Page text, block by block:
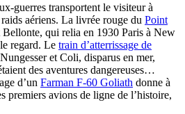
guerres transportent le visiteur à
aériens. La livrée rouge du Point
Bellonte, qui relia en 1930 Paris à New
regard. Le train d’atterrissage de
et Coli, disparus en mer,
des aventures dangereuses…
d’un Farman F-60 Goliath donne à
premiers avions de ligne de l’histoire,